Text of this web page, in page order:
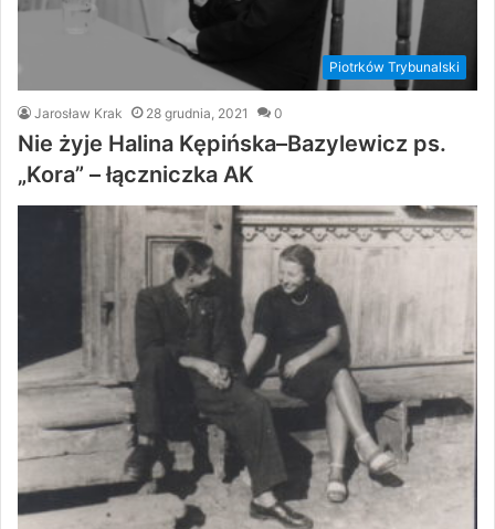
Piotrków Trybunalski
Jarosław Krak 28 grudnia, 2021 0
Nie żyje Halina Kępińska–Bazylewicz ps.
„Kora” – łączniczka AK